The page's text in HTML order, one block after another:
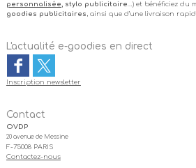
personnalisée, stylo publicitaire…) et bénéficiez du
goodies publicitaires , ainsi que d’une livraison
L'actualité e-goodies en direct
Inscription newsletter
Contact
OVDP
20 avenue de Messine
F-75008 PARIS
Contactez-nous